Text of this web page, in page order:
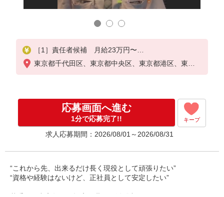
［1］責任者候補 月給23万円〜
※責任者となった場合、月給24.5万円〜（担当規模
・役割により段階的に昇給
年収例360.2万円（上記月収例26.1万円＋賞与年2回
［2］日常清掃 月給22万円〜
月収例24.6万円（入社1年/未経験/基本給22万円＋残
年収例339.2万円（上記月収例24.6万円＋賞与年2回
）
※残業代はしっかり支給いたします
東京都千代田区、東京都中央区、東京都港区、東京
応募画面へ進む
1分で応募完了!! キープ
求人応募期間：2026/08/01～2026/08/31
“これから先、出来るだけ長く現役として頑張りたい”
“資格や経験はないけど、正社員として安定したい”